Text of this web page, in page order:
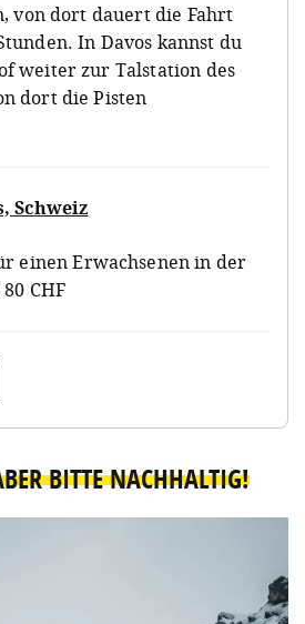
von dort dauert die Fahrt
In Davos kannst du
weiter zur Talstation des
dort die Pisten
Schweiz
einen Erwachsenen in der
CHF
BITTE NACHHALTIG!